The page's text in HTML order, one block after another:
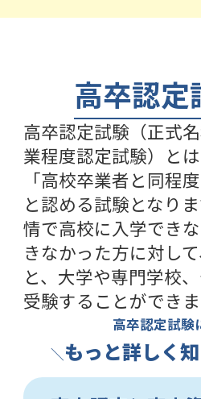
高卒認定
高卒認定試験（正式
業程度認定試験）と
「高校卒業者と同程
と認める試験となり
情で高校に入学でき
きなかった方に対し
と、大学や専門学校
受験することができま
高卒認定試験
＼もっと詳しく